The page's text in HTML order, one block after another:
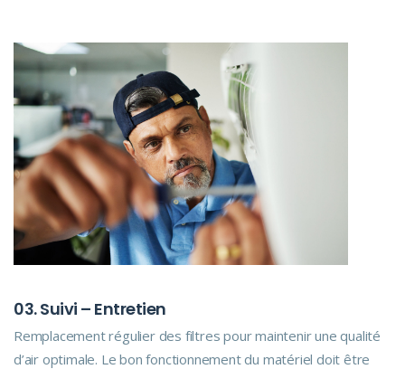
03. Suivi – Entretien
Remplacement régulier des filtres pour maintenir une qualité
d’air optimale. Le bon fonctionnement du matériel doit être